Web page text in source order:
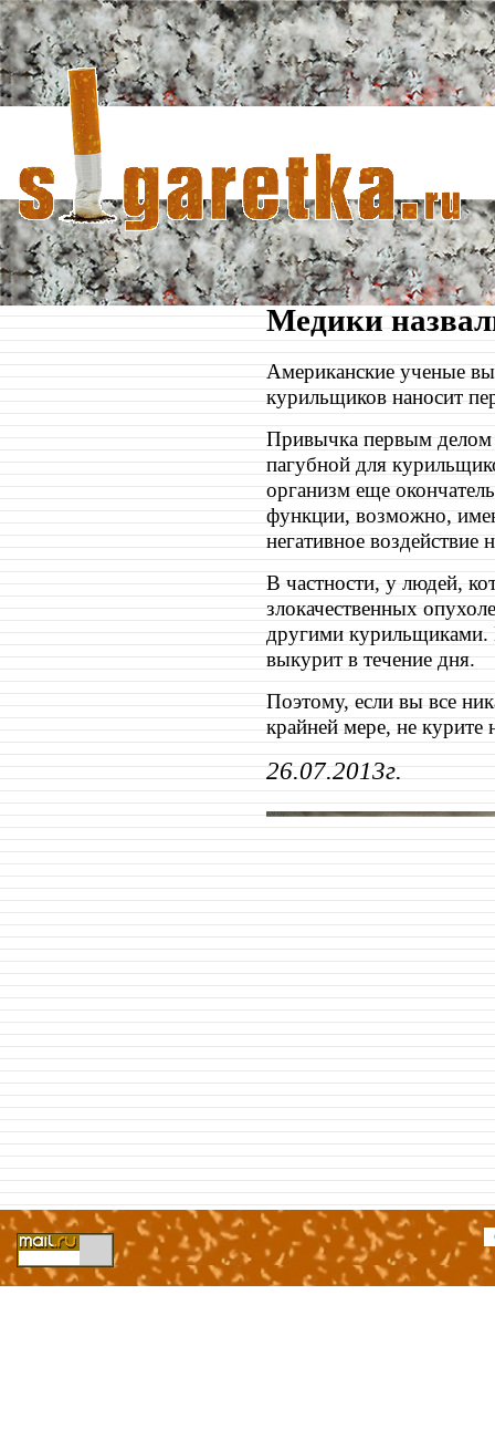
Медики
Американские ученые
курильщиков наносит
Привычка первым делом
пагубной для
организм еще
функции, возможно,
негативное воздействие
В частности, у людей,
злокачественных
другими курильщиками.
выкурит в течение дня.
Поэтому, если вы все
крайней мере, не курите
26.07.2013г.